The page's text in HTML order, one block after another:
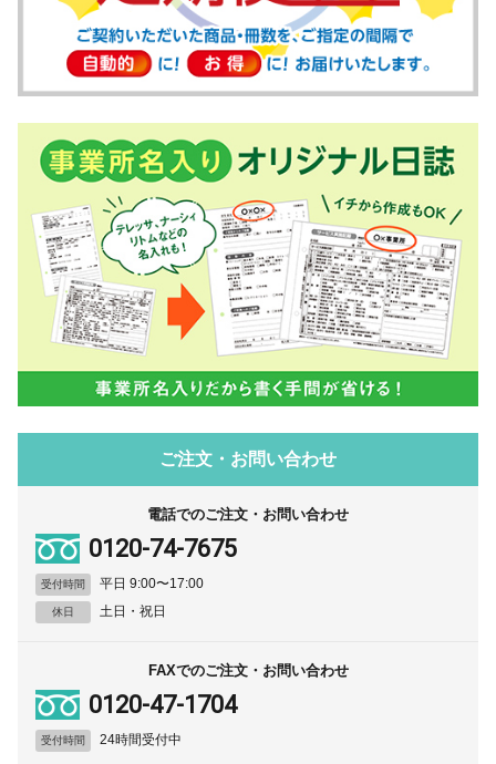
ご注文・お問い合わせ
電話でのご注文・お問い合わせ
0120-74-7675
受付時間 平日 9:00〜17:00
休日 土日・祝日
FAXでのご注文・お問い合わせ
0120-47-1704
受付時間 24時間受付中